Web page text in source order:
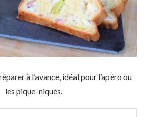
à l’avance, idéal pour l’apéro ou
les pique-niques.